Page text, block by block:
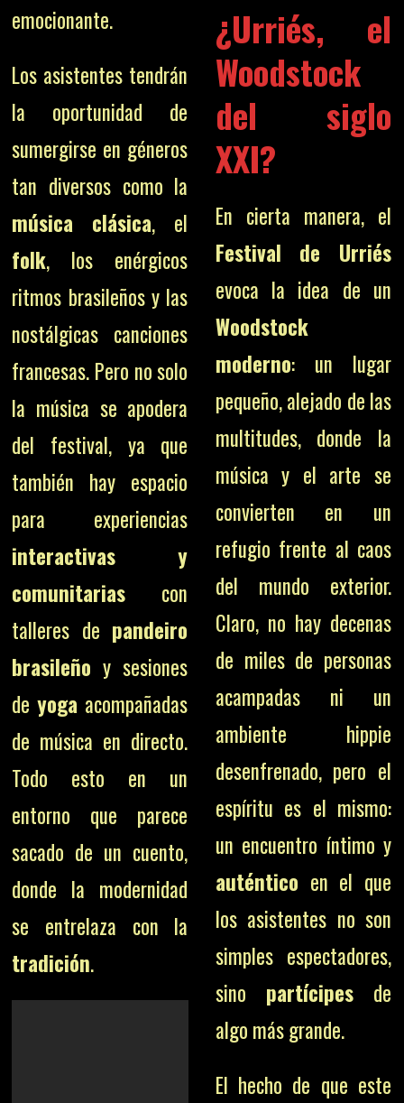
emocionante.
Los asistentes tendrán
la oportunidad de
sumergirse en géneros
tan diversos como la
música clásica, el
folk, los enérgicos
ritmos brasileños y las
nostálgicas canciones
francesas. Pero no solo
la música se apodera
del festival, ya que
también hay espacio
para experiencias
interactivas y
comunitarias con
talleres de pandeiro
brasileño y sesiones
deyoga acompañadas
de música en directo.
Todo esto en un
entorno que parece
sacado de un cuento,
donde la modernidad
se entrelaza con la
tradición.
¿Urriés, el
Woodstock
del siglo
XXI?
En cierta manera, el
Festival de Urriés
evoca la idea de un
Woodstock
moderno: un lugar
pequeño, alejado de las
multitudes, donde la
música y el arte se
convierten en un
refugio frente al caos
del mundo exterior.
Claro, no hay decenas
de miles de personas
acampadas ni un
ambiente hippie
desenfrenado, pero el
espíritu es el mismo:
un encuentro íntimo y
auténtico en el que
los asistentes no son
simples espectadores,
sino partícipesde
algo más grande.
El hecho de que este